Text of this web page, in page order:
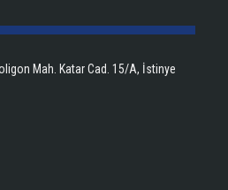
Mah. Katar Cad. 15/A, İstinye